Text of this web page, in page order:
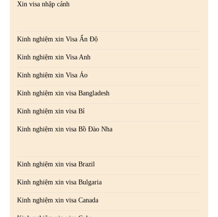
Xin visa nhập cảnh
Kinh nghiệm xin Visa Ấn Độ
Kinh nghiệm xin Visa Anh
Kinh nghiệm xin Visa Áo
Kinh nghiệm xin visa Bangladesh
Kinh nghiệm xin visa Bỉ
Kinh nghiệm xin visa Bồ Đào Nha
Kinh nghiệm xin visa Brazil
Kinh nghiệm xin visa Bulgaria
Kinh nghiệm xin visa Canada